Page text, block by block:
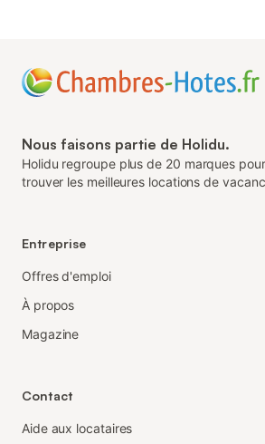
Nous faisons partie de Holidu.
Holidu regroupe plus de 20 marques
trouver les meilleures locations de
Entreprise
Offres d'emploi
À propos
Magazine
Contact
Aide aux locataires